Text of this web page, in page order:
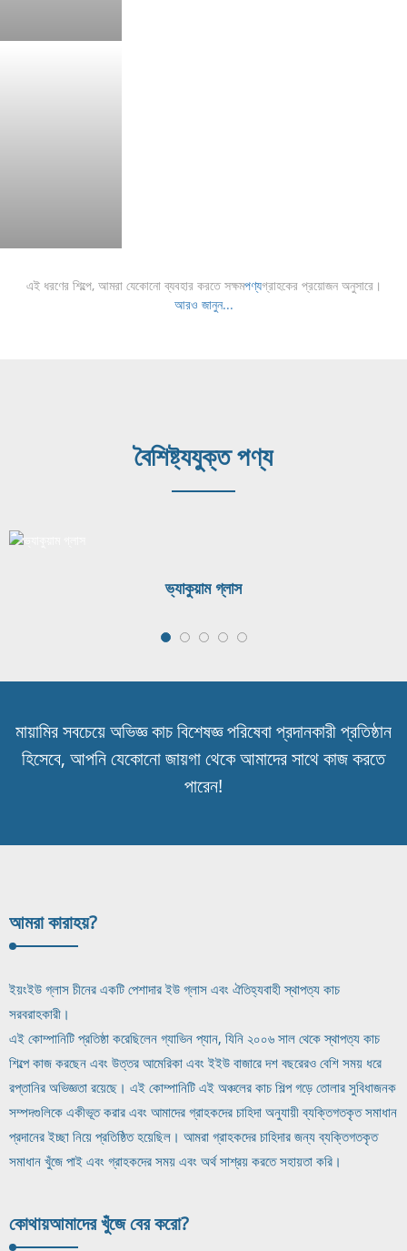
এই ধরণের শিল্পে, আমরা যেকোনো ব্যবহার করতে সক্ষমপণ্যগ্রাহকের প্রয়োজন অনুসারে।
আরও জানুন...
বৈশিষ্ট্যযুক্ত পণ্য
ভ্যাকুয়াম গ্লাস
মায়ামির সবচেয়ে অভিজ্ঞ কাচ বিশেষজ্ঞ পরিষেবা প্রদানকারী প্রতিষ্ঠান
হিসেবে, আপনি যেকোনো জায়গা থেকে আমাদের সাথে কাজ করতে
পারেন!
আমরা কারাহয়?
ইয়ংইউ গ্লাস চীনের একটি পেশাদার ইউ গ্লাস এবং ঐতিহ্যবাহী স্থাপত্য কাচ
সরবরাহকারী।
এই কোম্পানিটি প্রতিষ্ঠা করেছিলেন গ্যাভিন প্যান, যিনি ২০০৬ সাল থেকে স্থাপত্য কাচ
শিল্পে কাজ করছেন এবং উত্তর আমেরিকা এবং ইইউ বাজারে দশ বছরেরও বেশি সময় ধরে
রপ্তানির অভিজ্ঞতা রয়েছে। এই কোম্পানিটি এই অঞ্চলের কাচ শিল্প গড়ে তোলার সুবিধাজনক
সম্পদগুলিকে একীভূত করার এবং আমাদের গ্রাহকদের চাহিদা অনুযায়ী ব্যক্তিগতকৃত সমাধান
প্রদানের ইচ্ছা নিয়ে প্রতিষ্ঠিত হয়েছিল। আমরা গ্রাহকদের চাহিদার জন্য ব্যক্তিগতকৃত
সমাধান খুঁজে পাই এবং গ্রাহকদের সময় এবং অর্থ সাশ্রয় করতে সহায়তা করি।
কোথায়আমাদের খুঁজে বের করো?